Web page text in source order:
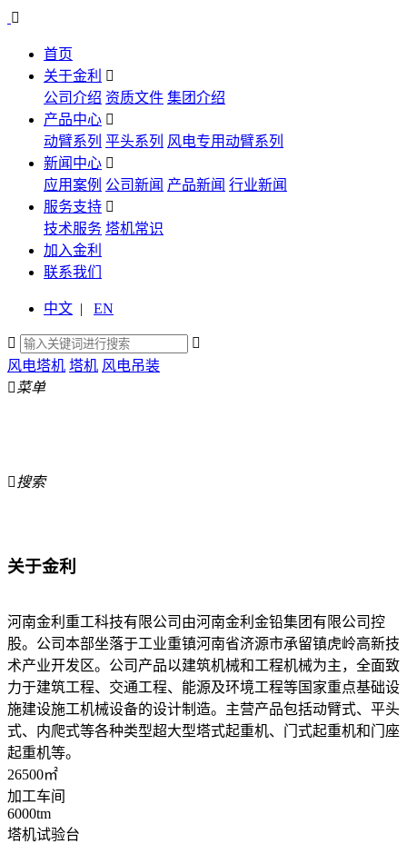

首页
关于金利

公司介绍 资质文件 集团介绍
产品中心 
动臂系列 平头系列 风电专用动臂系列
新闻中心 
应用案例 公司新闻 产品新闻 行业新闻
服务支持 
技术服务 塔机常识
加入金利
联系我们
中文 | EN


风电塔机 塔机 风电吊装
菜单
搜索
关于金利
河南金利重工科技有限公司由河南金利金铅集团有限公司控
股。公司本部坐落于工业重镇河南省济源市承留镇虎岭高新技
术产业开发区。公司产品以建筑机械和工程机械为主，全面致
力于建筑工程、交通工程、能源及环境工程等国家重点基础设
施建设施工机械设备的设计制造。主营产品包括动臂式、平头
式、内爬式等各种类型超大型塔式起重机、门式起重机和门座
起重机等。
26500㎡
加工车间
6000tm
塔机试验台